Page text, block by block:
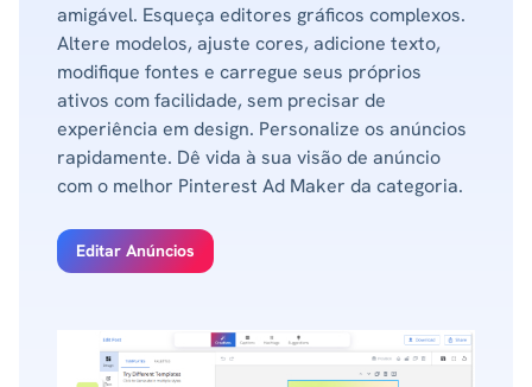
amigável. Esqueça editores gráficos complexos.
Altere modelos, ajuste cores, adicione texto,
modifique fontes e carregue seus próprios
ativos com facilidade, sem precisar de
experiência em design. Personalize os anúncios
rapidamente. Dê vida à sua visão de anúncio
com o melhor Pinterest Ad Maker da categoria.
Editar Anúncios